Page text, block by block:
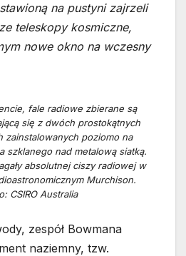
na pustyni zajrzeli
teleskopy kosmiczne,
nowe okno na wczesny
fale radiowe zbierane są
się z dwóch prostokątnych
zainstalowanych poziomo na
szklanego nad metalową siatką.
absolutnej ciszy radiowej w
Murchison.
CSIRO Australia
zespół Bowmana
naziemny, tzw.